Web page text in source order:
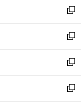
で
開
く
ド
ウ
で
開
く
ィ
ン
ド
ウ
で
開
く
い
ウ
ィ
ン
ド
ウ
で
開
新
し
い
ウ
ィ
ン
ド
ウ
新
し
い
ウ
ィ
ン
新
し
い
ウ
新
し